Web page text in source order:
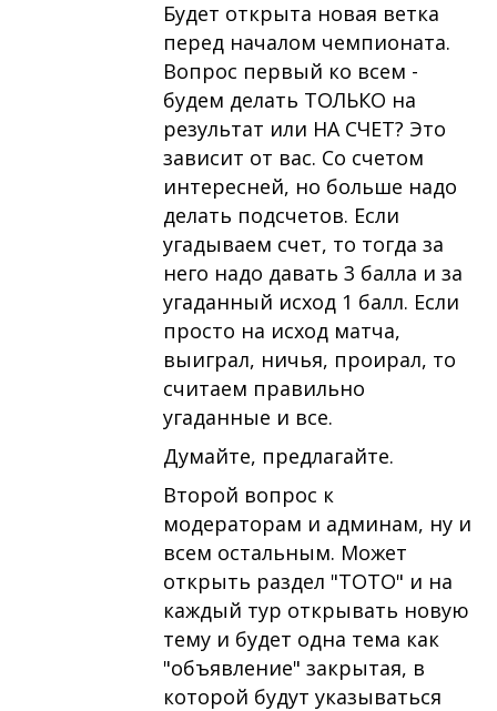
Будет открыта новая ветка
перед началом чемпионата.
Вопрос первый ко всем -
будем делать ТОЛЬКО на
результат или НА СЧЕТ? Это
зависит от вас. Со счетом
интересней, но больше надо
делать подсчетов. Если
угадываем счет, то тогда за
него надо давать 3 балла и за
угаданный исход 1 балл. Если
просто на исход матча,
выиграл, ничья, проирал, то
считаем правильно
угаданные и все.
Думайте, предлагайте.
Второй вопрос к
модераторам и админам, ну и
всем остальным. Может
открыть раздел "ТОТО" и на
каждый тур открывать новую
тему и будет одна тема как
"объявление" закрытая, в
которой будут указываться